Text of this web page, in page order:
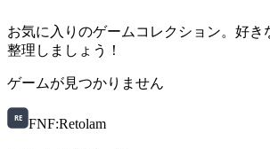
お気に入りのゲームコレクション。好き
整理しましょう！
ゲームが見つかりません
FNF:Retolam